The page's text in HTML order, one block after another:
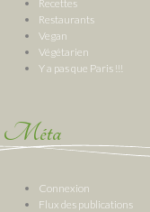
Recettes
Restaurants
Vegan
Végétarien
Y a pas que Paris !!!
Méta
Connexion
Flux des publications